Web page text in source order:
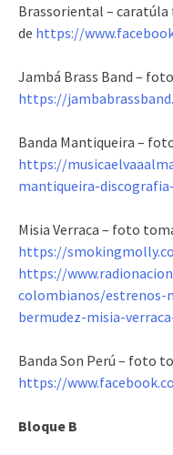
Brassoriental –
de https://
Jambá Brass Band –
https://
Banda Mantiqueira –
https://
mantiqueira-
Misia Verraca – foto
https://
https://
colombianos/estrenos-
bermudez-misia-
Banda Son Perú – foto
https://
Bloque B